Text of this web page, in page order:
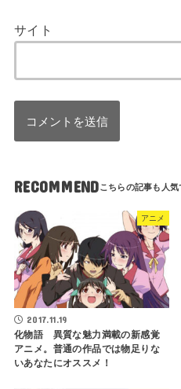
サイト
RECOMMEND
アニメ
2017.11.19
化物語 異質な魅力満載の新感覚
アニメ。普通の作品では物足りな
いあなたにオススメ！